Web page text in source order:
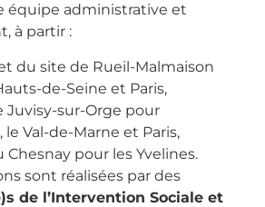
équipe administrative et
à partir :
du site de Rueil-Malmaison
de-Seine et Paris,
Juvisy-sur-Orge pour
le Val-de-Marne et Paris,
Chesnay pour les Yvelines.
sont réalisées par des
de l’Intervention Sociale et